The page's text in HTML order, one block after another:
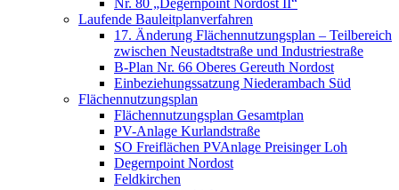
Nr. 80 „Degernpoint Nordost II“
Laufende Bauleitplanverfahren
17. Änderung Flächennutzungsplan – Teilbereich
zwischen Neustadtstraße und Industriestraße
B-Plan Nr. 66 Oberes Gereuth Nordost
Einbeziehungssatzung Niederambach Süd
Flächennutzungsplan
Flächennutzungsplan Gesamtplan
PV-Anlage Kurlandstraße
SO Freiflächen PV­Anlage Preisinger Loh
Degernpoint Nordost
Feldkirchen